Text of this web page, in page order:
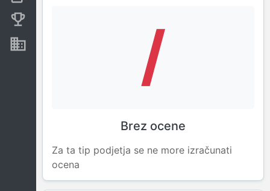
/
Brez ocene
Za ta tip podjetja se ne more izračunati
ocena